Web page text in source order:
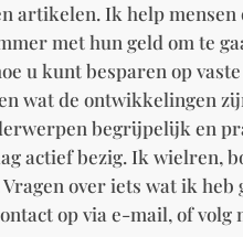
artikelen. Ik help
met hun geld om te
u kunt besparen op
wat de ontwikkelingen
begrijpelijk en
actief bezig. Ik wielren,
over iets wat ik heb
op via e-mail, of volg